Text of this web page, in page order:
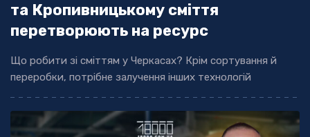
та Кропивницькому сміття
перетворюють на ресурс
Що робити зі сміттям у Черкасах? Крім сортування й
переробки, потрібне залучення інших технологій